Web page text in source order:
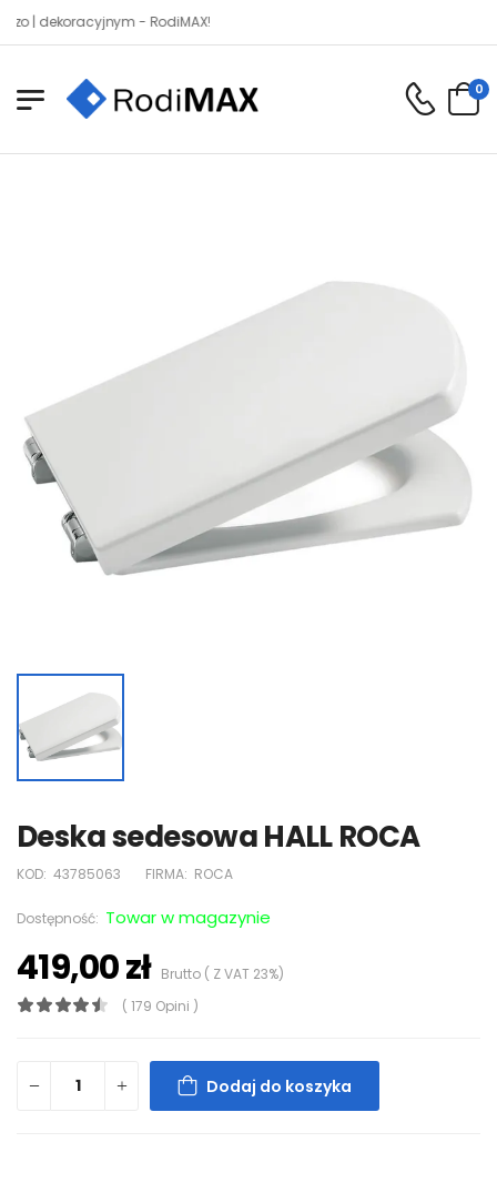
- RodiMAX!
0
Deska sedesowa HALL ROCA
KOD: 43785063 FIRMA: ROCA
Dostępność: Towar w magazynie
419,00 złBrutto ( Z VAT 23%)
( 179 Opini )
Dodaj do koszyka